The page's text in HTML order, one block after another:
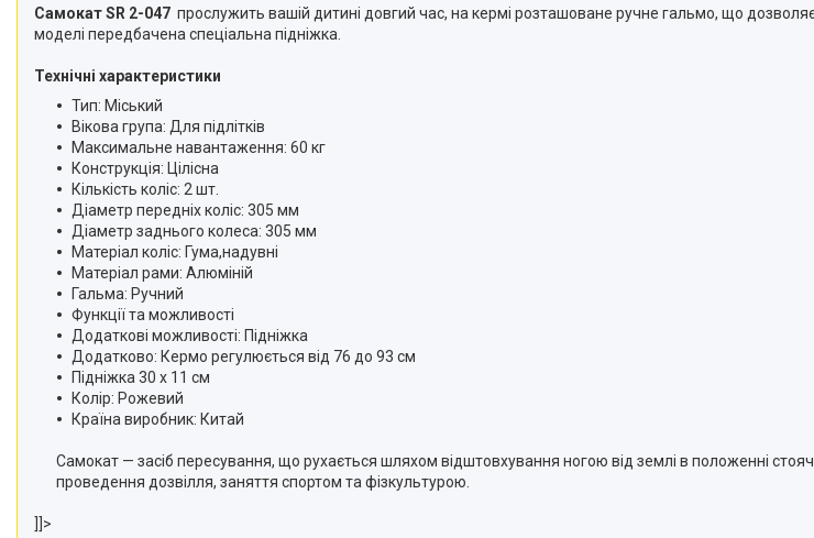
Самокат SR 2-047 прослужить вашій дитині довгий час, на кермі розташоване ручне гальмо, що
моделі передбачена спеціальна підніжка.
Технічні характеристики
Тип: Міський
Вікова група: Для підлітків
Максимальне навантаження: 60 кг
Конструкція: Цілісна
Кількість коліс: 2 шт.
Діаметр передніх коліс: 305 мм
Діаметр заднього колеса: 305 мм
Матеріал коліс: Гума,надувні
Матеріал рами: Алюміній
Гальма: Ручний
Функції та можливості
Додаткові можливості: Підніжка
Додатково: Кермо регулюється від 76 до 93 см
Підніжка 30 х 11 см
Колір: Рожевий
Країна виробник: Китай
Самокат — засіб пересування, що рухається шляхом відштовхування ногою від землі в положенні
проведення дозвілля, заняття спортом та фізкультурою.
]]>